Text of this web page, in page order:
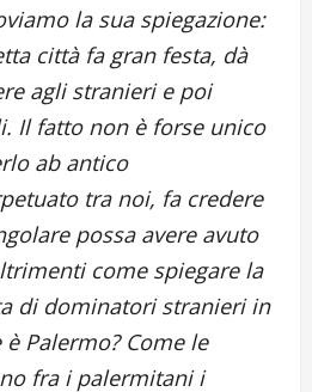
la sua spiegazione:
città fa gran festa, dà
agli stranieri e poi
Il fatto non è forse unico
ab antico
tra noi, fa credere
possa avere avuto
come spiegare la
di dominatori stranieri in
Palermo? Come le
fra i palermitani i